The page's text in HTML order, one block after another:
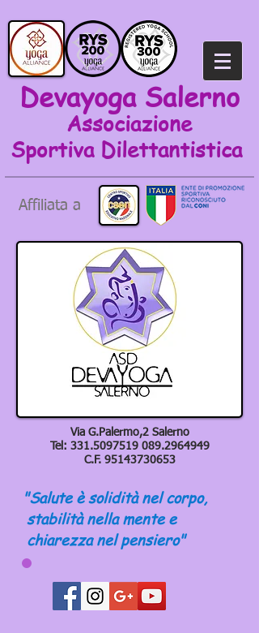
Devayoga Salerno
Associazione
Sportiva Dilettantistica
Affiliata a
Via G.Palermo,2 Salerno
Tel: 331.5097519 089.2964949
C.F. 95143730653
"Salute è solidità nel corpo,
stabilità nella mente e
chiarezza nel pensiero"